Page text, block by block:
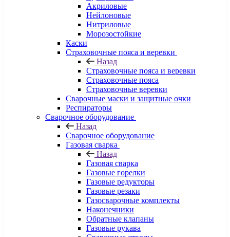
Акриловые
Нейлоновые
Нитриловые
Морозостойкие
Каски
Страховочные пояса и веревки
Назад
Страховочные пояса и веревки
Страховочные пояса
Страховочные веревки
Сварочные маски и защитные очки
Респираторы
Сварочное оборудование
Назад
Сварочное оборудование
Газовая сварка
Назад
Газовая сварка
Газовые горелки
Газовые редукторы
Газовые резаки
Газосварочные комплекты
Наконечники
Обратные клапаны
Газовые рукава